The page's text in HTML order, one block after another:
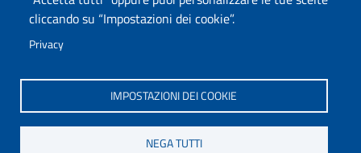
cliccando su “Impostazioni dei cookie”.
Privacy
IMPOSTAZIONI DEI COOKIE
NEGA TUTTI
Università degli Studi di Sassari
Palazzo del Pou Salit – Piazza Duomo, 6 - 07041 Alghero
aaadip@uniss.it